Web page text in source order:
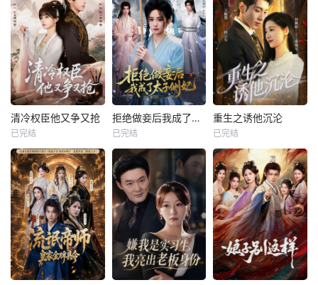
清冷权臣他又争又抢
已完结
拒绝做妾后我成了太子侧妃
已完结
重生之诱他沉沦
已完结